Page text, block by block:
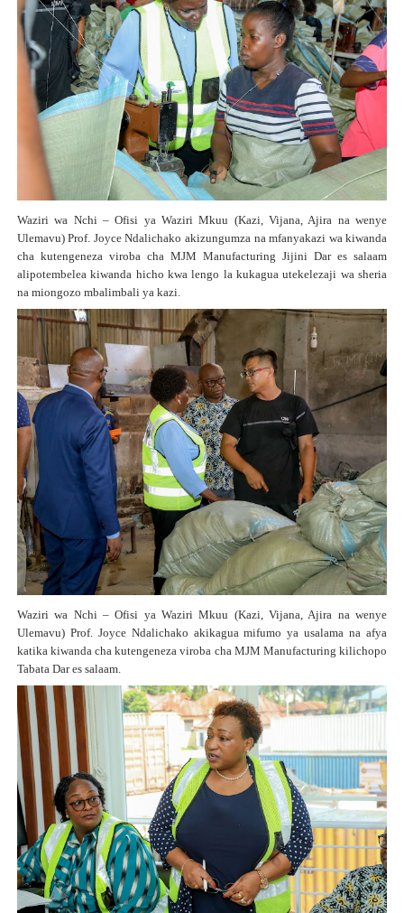
Waziri wa Nchi – Ofisi ya Waziri Mkuu (Kazi, Vijana, Ajira na wenye
Ulemavu) Prof. Joyce Ndalichako akizungumza na mfanyakazi wa kiwanda
cha kutengeneza viroba cha MJM Manufacturing Jijini Dar es salaam
alipotembelea kiwanda hicho kwa lengo la kukagua utekelezaji wa sheria
na miongozo mbalimbali ya kazi.
Waziri wa Nchi – Ofisi ya Waziri Mkuu (Kazi, Vijana, Ajira na wenye
Ulemavu) Prof. Joyce Ndalichako akikagua mifumo ya usalama na afya
katika kiwanda cha kutengeneza viroba cha MJM Manufacturing kilichopo
Tabata Dar es salaam.